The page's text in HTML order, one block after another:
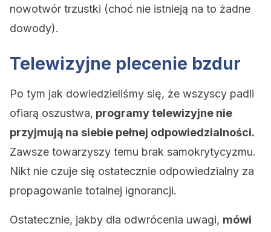
nowotwór trzustki (choć nie istnieją na to żadne
dowody).
Telewizyjne plecenie bzdur
Po tym jak dowiedzieliśmy się, że wszyscy padli
ofiarą oszustwa, programy telewizyjne nie
przyjmują na siebie pełnej odpowiedzialności.
Zawsze towarzyszy temu brak samokrytycyzmu.
Nikt nie czuje się ostatecznie odpowiedzialny za
propagowanie totalnej ignorancji.
Ostatecznie, jakby dla odwrócenia uwagi, mówi